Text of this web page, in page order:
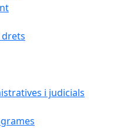
i judicials